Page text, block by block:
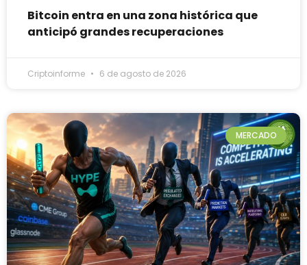
Bitcoin entra en una zona histórica que
anticipó grandes recuperaciones
Criptoinforme 6 de agosto de 2026
MERCADO